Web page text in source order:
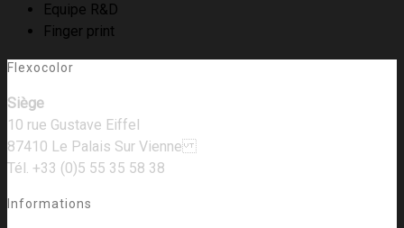
Equipe R&D
Finger print
Flexocolor
Siège
10 rue Gustave Eiffel
87410 Le Palais Sur Vienne
Tél. +33 (0)5 55 35 58 38
Informations